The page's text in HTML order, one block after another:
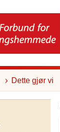
Dette gjør vi